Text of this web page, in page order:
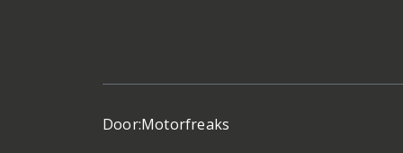
Door:Motorfreaks